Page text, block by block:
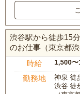
渋谷駅から徒歩15
のお仕事（東京都渋
時給 1,500〜
勤務地
神泉 徒
渋谷 徒